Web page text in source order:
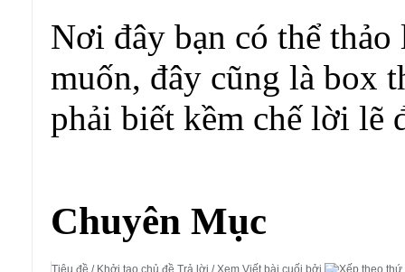
Nơi đây bạn có thể
muốn, đây cũng là box
phải biết kềm chế lời lẽ
Chuyên Mục
Tiêu đề / Khởi tạo chủ đề Trả lời /Xem Viết bài cuối bởi